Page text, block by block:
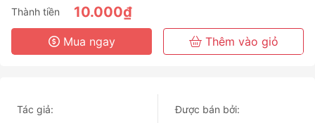
6 Tháng
3 Năm
Thành tiền 10.000₫
Mua ngay Thêm vào giỏ
Tác giả:
Được bán bởi: